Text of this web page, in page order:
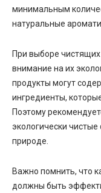
минимальным
натуральные
При выборе чистящих
внимание на их
продукты могут
ингредиенты,
Поэтому
экологически
природе.
Важно помнить, что
должны быть